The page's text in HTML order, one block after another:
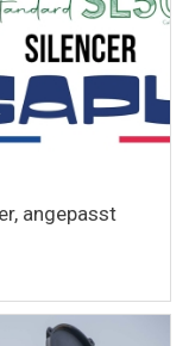
angepasst